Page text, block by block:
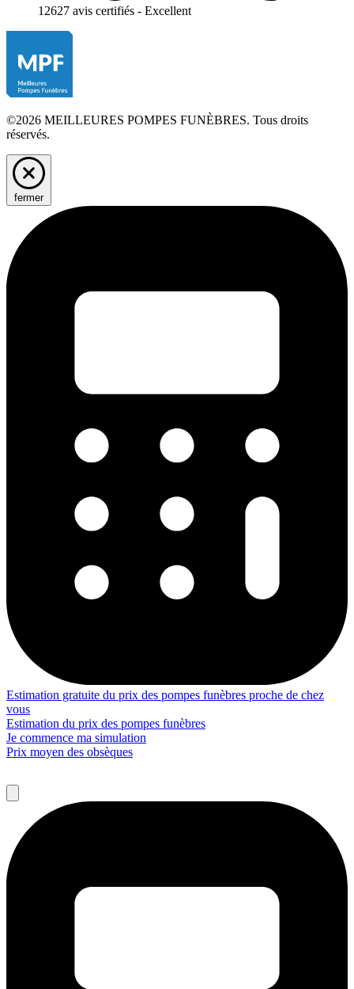
12627 avis certifiés - Excellent
©2026 MEILLEURES POMPES FUNÈBRES. Tous droits
réservés.
fermer
Estimation gratuite du prix des pompes funèbres proche de chez
vous
Estimation du prix des pompes funèbres
Je commence ma simulation
Prix moyen des obsèques